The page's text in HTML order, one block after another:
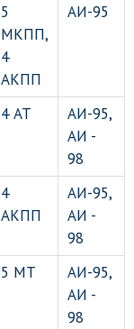
5
МКПП,
4
АКПП
АИ-95
4 АТ
АИ-95,
АИ -
98
4
АКПП
АИ-95,
АИ -
98
5 МТ
АИ-95,
АИ -
98